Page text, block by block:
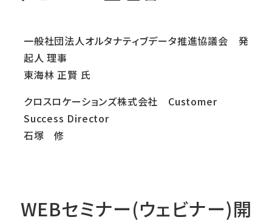
一般社団法人オルタナティブデータ推進協議会 発
起人 理事
東海林 正賢 氏
クロスロケーションズ株式会社 Customer
Success Director
石塚 修
WEBセミナー(ウェビナー)開